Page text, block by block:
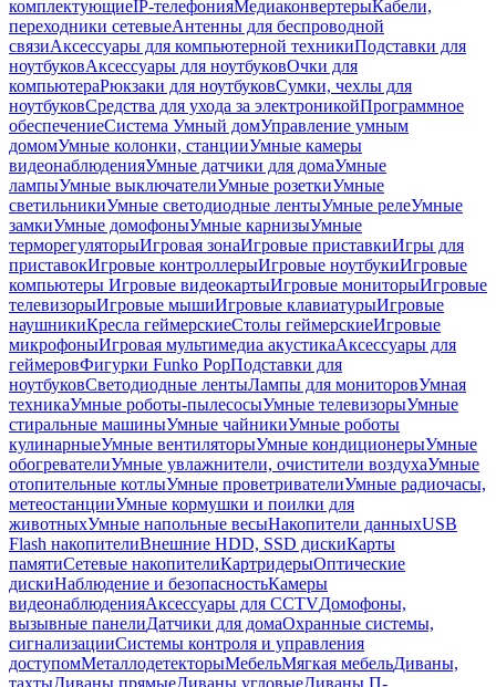
комплектующиеIP-телефонияМедиаконвертерыКабели,
переходники сетевыеАнтенны для беспроводной
связиАксессуары для компьютерной техникиПодставки для
ноутбуковАксессуары для ноутбуковОчки для
компьютераРюкзаки для ноутбуковСумки, чехлы для
ноутбуковСредства для ухода за электроникойПрограммное
обеспечениеСистема Умный домУправление умным
домомУмные колонки, станцииУмные камеры
видеонаблюденияУмные датчики для домаУмные
лампыУмные выключателиУмные розеткиУмные
светильникиУмные светодиодные лентыУмные релеУмные
замкиУмные домофоныУмные карнизыУмные
терморегуляторыИгровая зонаИгровые приставкиИгры для
приставокИгровые контроллерыИгровые ноутбукиИгровые
компьютеры Игровые видеокартыИгровые мониторыИгровые
телевизорыИгровые мышиИгровые клавиатурыИгровые
наушникиКресла геймерскиеСтолы геймерскиеИгровые
микрофоныИгровая мультимедиа акустикаАксессуары для
геймеровФигурки Funko PopПодставки для
ноутбуковСветодиодные лентыЛампы для мониторовУмная
техникаУмные роботы-пылесосыУмные телевизорыУмные
стиральные машиныУмные чайникиУмные роботы
кулинарныеУмные вентиляторыУмные кондиционерыУмные
обогревателиУмные увлажнители, очистители воздухаУмные
отопительные котлыУмные проветривателиУмные радиочасы,
метеостанцииУмные кормушки и поилки для
животныхУмные напольные весыНакопители данныхUSB
Flash накопителиВнешние HDD, SSD дискиКарты
памятиСетевые накопителиКартридерыОптические
дискиНаблюдение и безопасностьКамеры
видеонаблюденияАксессуары для CCTVДомофоны,
вызывные панелиДатчики для домаОхранные системы,
сигнализацииСистемы контроля и управления
доступомМеталлодетекторыМебельМягкая мебельДиваны,
тахтыДиваны прямыеДиваны угловыеДиваны П-